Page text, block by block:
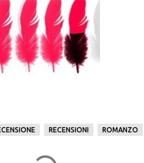
RECENSIONI ROMANZO